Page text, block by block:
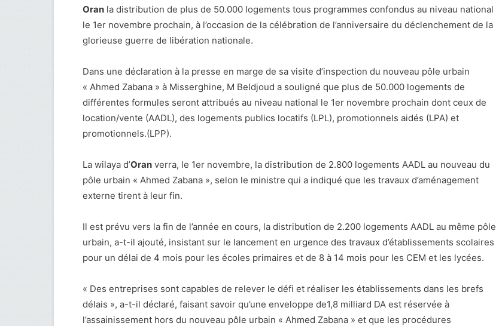
Oran la distribution de plus de 50.000 logements tous programmes confondus au niveau national
le 1er novembre prochain, à l’occasion de la célébration de l’anniversaire du déclenchement de la
glorieuse guerre de libération nationale.
Dans une déclaration à la presse en marge de sa visite d’inspection du nouveau pôle urbain
« Ahmed Zabana » à Misserghine, M Beldjoud a souligné que plus de 50.000 logements de
différentes formules seront attribués au niveau national le 1er novembre prochain dont ceux de
location/vente (AADL), des logements publics locatifs (LPL), promotionnels aidés (LPA) et
promotionnels.(LPP).
La wilaya d’Oran verra, le 1er novembre, la distribution de 2.800 logements AADL au nouveau du
pôle urbain « Ahmed Zabana », selon le ministre qui a indiqué que les travaux d’aménagement
externe tirent à leur fin.
Il est prévu vers la fin de l’année en cours, la distribution de 2.200 logements AADL au même pôle
urbain, a-t-il ajouté, insistant sur le lancement en urgence des travaux d’établissements scolaires
pour un délai de 4 mois pour les écoles primaires et de 8 à 14 mois pour les CEM et les lycées.
« Des entreprises sont capables de relever le défi et réaliser les établissements dans les brefs
délais », a-t-il déclaré, faisant savoir qu’une enveloppe de1,8 milliard DA est réservée à
l’assainissement hors du nouveau pôle urbain « Ahmed Zabana » et que les procédures